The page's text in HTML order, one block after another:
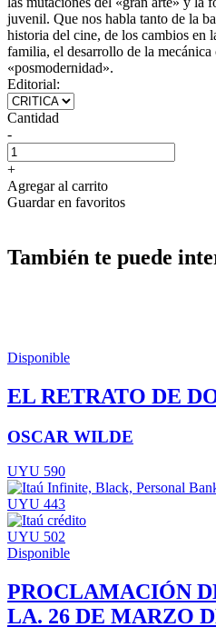
juvenil. Que nos habla tanto de la
historia del cine, de los cambios en
familia, el desarrollo de la
«posmodernidad».
Editorial:
Cantidad
-
+
Agregar al carrito
Guardar en favoritos
También te puede
Disponible
EL RETRATO DE
OSCAR WILDE
UYU 590
UYU 443
UYU 502
Disponible
PROCLAMACIÓN
LA. 26 DE MARZO